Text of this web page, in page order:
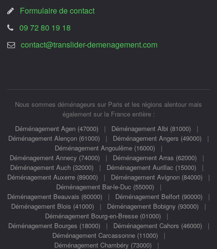
Formulaire de contact
09 72 80 19 18
contact@translider-demenagement.com
Nous sommes déménageurs sur Paris et les régions alentour mais
également sur la France entière :
Déménagement Agen (47000) | Déménagement Albi (81000) |
Déménagement Alençon (61000) | Déménagement Angers (49000) |
Déménagement Angoulême (16000) |
Déménagement Annecy (74000)| Déménagement Arras (62000)|
Déménagement Auch (32000)| Déménagement Aurillac (15000)|
Déménagement Auxerre (89000) | Déménagement Avignon (84000) |
Déménagement Bar-le-Duc (55000)|
Déménagement Beauvais (60000) | Déménagement Belfort (90000) |
Déménagement Blois (41000) | Déménagement Bobigny (93000) |
Déménagement Bourg-en-Bresse (01000) |
Déménagement Bourges (18000)| Déménagement Cahors (46000)|
Déménagement Carcassonne (11000)|
Déménagement Chambéry (73000) |